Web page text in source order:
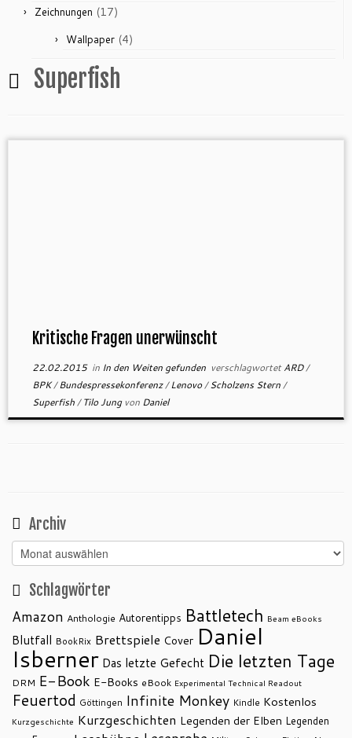
Zeichnungen (17)
Wallpaper (4)
Superfish
Kritische Fragen unerwünscht
22.02.2015in In den Weiten gefunden verschlagwortetARD/
BPK/Bundespressekonferenz/Lenovo/Scholzens Stern/
Superfish/Tilo Jung von Daniel
Archiv
Archiv
Schlagwörter
Amazon Anthologie Autorentipps Battletech Beam eBooks
Blutfall BookRix Brettspiele Cover Daniel
Isberner Das letzte Gefecht Die letzten Tage
DRM E-Book E-Books eBook Experimental Technical Readout
Feuertod Göttingen Infinite Monkey Kindle Kostenlos
Kurzgeschichte Kurzgeschichten Legenden der Elben Legenden